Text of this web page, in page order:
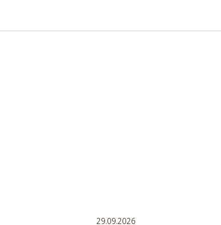
29.09.2026